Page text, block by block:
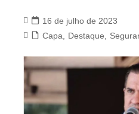
16 de julho de 2023
Capa
Destaque